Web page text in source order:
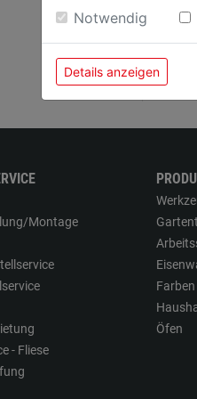
Montage
- Fliese
Öfen
Weitere
Notwendig
Details anzeigen